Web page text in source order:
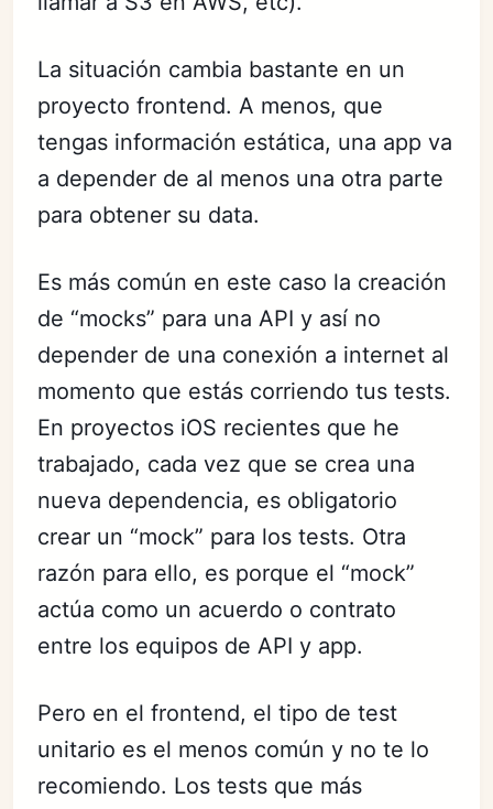
La situación cambia bastante en un
proyecto frontend. A menos, que
tengas información estática, una app va
a depender de al menos una otra parte
para obtener su data.
Es más común en este caso la creación
de “mocks” para una API y así no
depender de una conexión a internet al
momento que estás corriendo tus tests.
En proyectos iOS recientes que he
trabajado, cada vez que se crea una
nueva dependencia, es obligatorio
crear un “mock” para los tests. Otra
razón para ello, es porque el “mock”
actúa como un acuerdo o contrato
entre los equipos de API y app.
Pero en el frontend, el tipo de test
unitario es el menos común y no te lo
recomiendo. Los tests que más